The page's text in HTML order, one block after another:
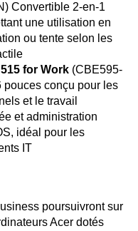
Convertible 2‑en‑1
une utilisation en
ou tente selon les
for Work (CBE595-
pouces conçu pour les
et le travail
et administration
idéal pour les
IT
poursuivront sur
Acer dotés